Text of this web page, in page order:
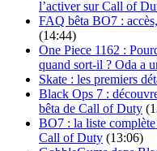
l’activer sur Call of
FAQ bêta BO7 :
(14:44)
One Piece 1162 :
quand sort-il ? Oda a
Skate : les premiers
Black Ops 7 :
bêta de Call of Duty
BO7 : la liste complète
Call of Duty (13:06)